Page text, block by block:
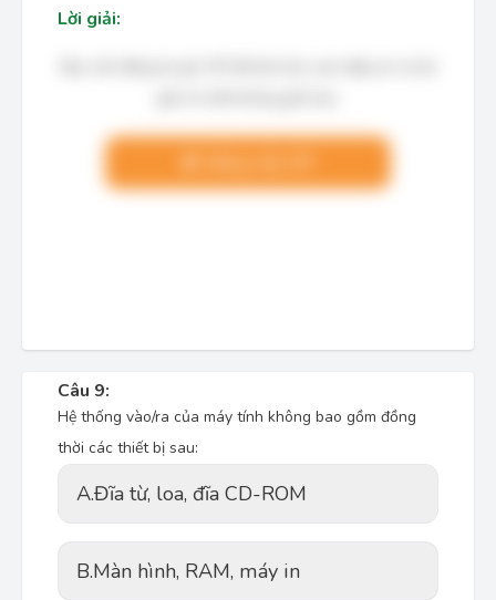
Lời giải:
Câu 9:
Hệ thống vào/ra của máy tính không bao gồm đồng
thời các thiết bị sau:
A.Đĩa từ, loa, đĩa CD-ROM
B.Màn hình, RAM, máy in